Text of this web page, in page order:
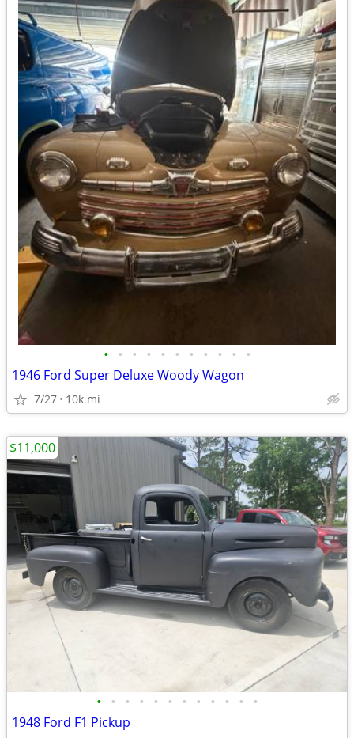
• • • • • • • • • • •
1946 Ford Super Deluxe Woody Wagon
7/27 10k mi
• • • • • • • • • • • •
1948 Ford F1 Pickup
$11,000